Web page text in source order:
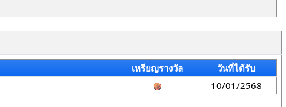
เหรียญรางวัล
วันที่ได้รับ
10/01/2568